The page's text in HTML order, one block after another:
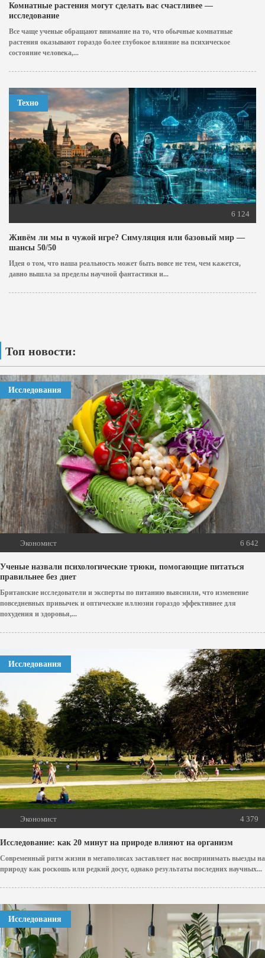
Комнатные растения могут сделать вас счастливее —
исследование
Все чаще ученые обращают внимание на то, что обычные комнатные
растения оказывают гораздо более глубокое влияние на психическое
состояние человека,...
Техно
6 124
Живём ли мы в чужой игре? Симуляция или базовый мир —
шансы 50/50
Идея о том, что наша реальность может быть вовсе не тем, чем кажется,
давно вышла за пределы научной фантастики и...
Топ новости:
Исследования
Экономист 6 642
Ученые назвали психологические трюки, помогающие питаться
правильнее без диет
Британские исследователи и эксперты по питанию выяснили, что изменение
повседневных привычек и оптические иллюзии гораздо эффективнее для
похудения и здоровья,...
Исследования
Экономист 4 379
Исследование: как 20 минут на природе влияют на организм
Современный ритм жизни в мегаполисах заставляет нас воспринимать выезды на
природу как роскошь или редкий досуг, однако результаты последних научных...
Исследования